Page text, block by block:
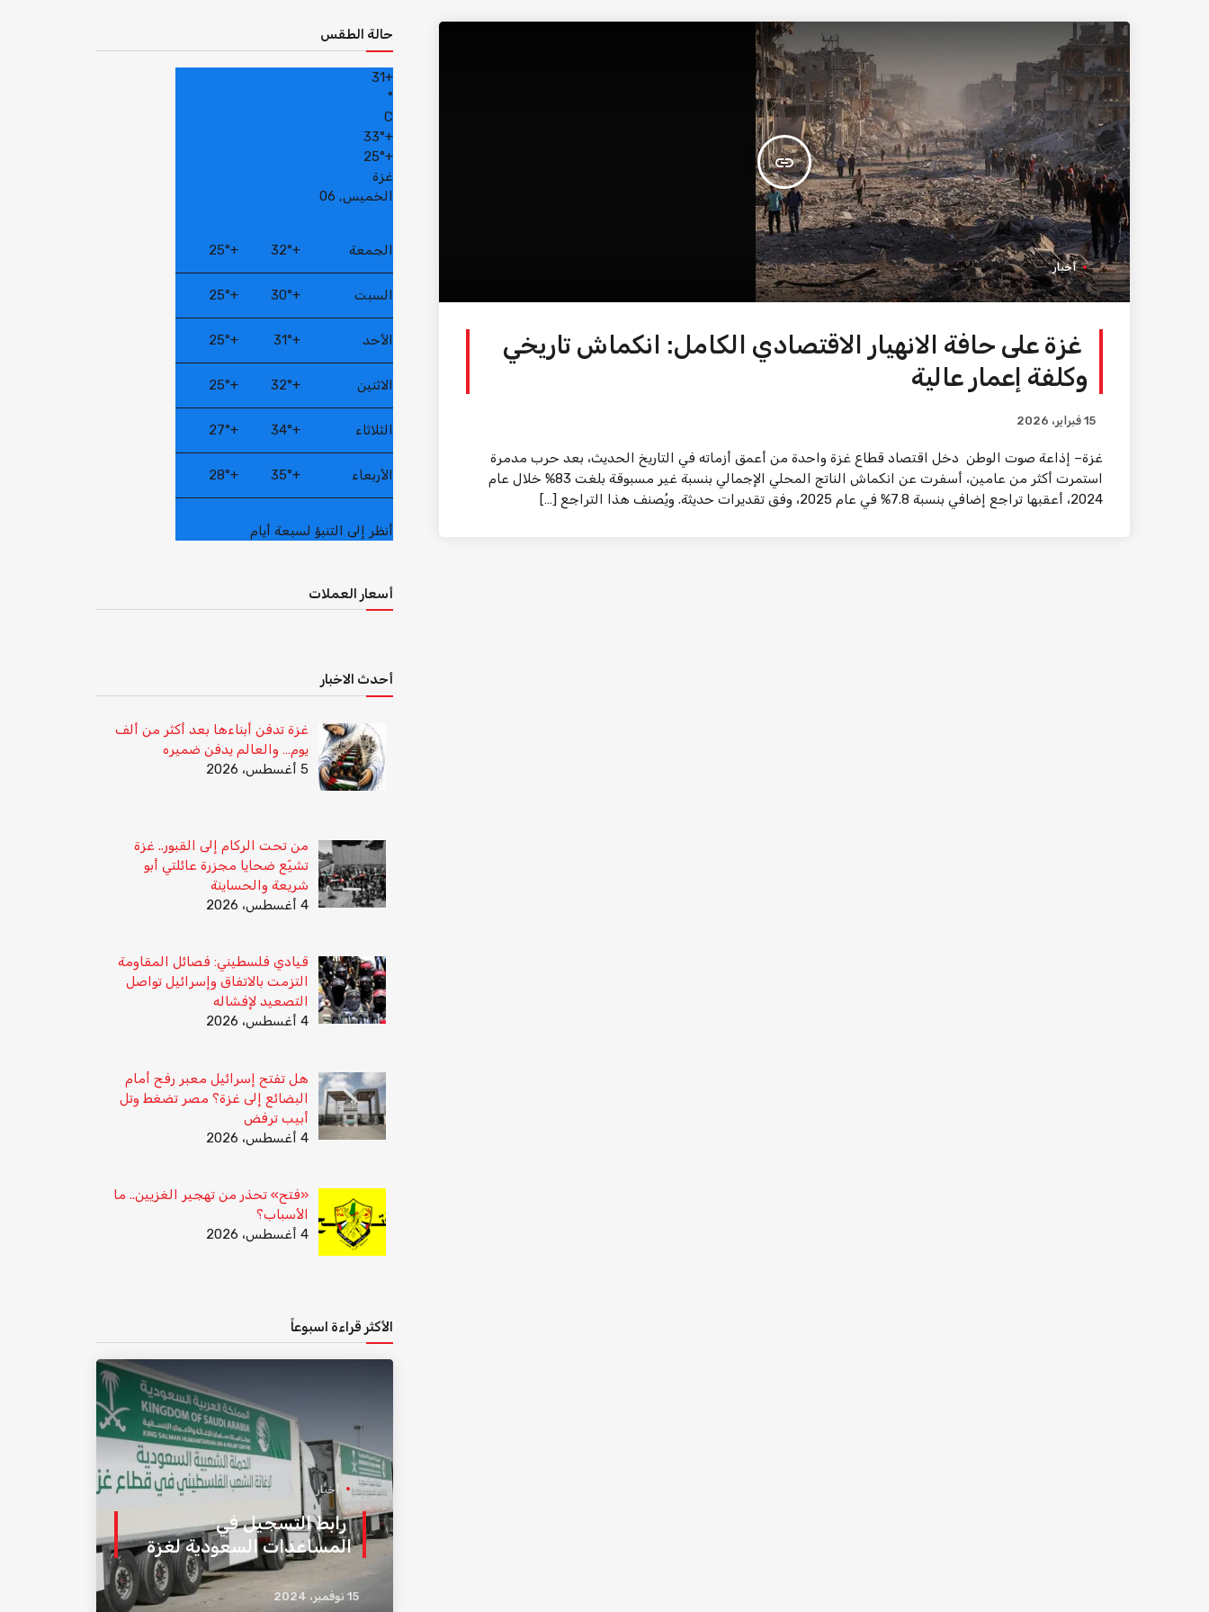
insert_link
أخبار
غزة على حافة الانهيار الاقتصادي الكامل: انكماش تاريخي
وكلفة إعمار عالية
15 فبراير، 2026
غزة– إذاعة صوت الوطن دخل اقتصاد قطاع غزة واحدة من أعمق أزماته في التاريخ الحديث، بعد حرب مدمرة
استمرت أكثر من عامين، أسفرت عن انكماش الناتج المحلي الإجمالي بنسبة غير مسبوقة بلغت 83% خلال عام
2024، أعقبها تراجع إضافي بنسبة 7.8% في عام 2025، وفق تقديرات حديثة. ويُصنف هذا التراجع […]
حالة الطقس
+
31
°
C
+
33°
+
25°
غزة
الخميس, 06
الجمعة +
32°
+
25°
السبت +
30°
+
25°
الأحد +
31°
+
25°
الاثنين +
32°
+
25°
الثلاثاء +
34°
+
27°
الأربعاء +
35°
+
28°
أنظر إلى التنبؤ لسبعة أيام
أسعار العملات
أحدث الاخبار
غزة تدفن أبناءها بعد أكثر من ألف
يوم… والعالم يدفن ضميره
5 أغسطس، 2026
من تحت الركام إلى القبور.. غزة
تشيّع ضحايا مجزرة عائلتي أبو
شريعة والحساينة
4 أغسطس، 2026
قيادي فلسطيني: فصائل المقاومة
التزمت بالاتفاق وإسرائيل تواصل
التصعيد لإفشاله
4 أغسطس، 2026
هل تفتح إسرائيل معبر رفح أمام
البضائع إلى غزة؟ مصر تضغط وتل
أبيب ترفض
4 أغسطس، 2026
«فتح» تحذر من تهجير الغزيين.. ما
الأسباب؟
4 أغسطس، 2026
الأكثر قراءة اسبوعاً
أخبار
رابط التسجيل في
المساعدات السعودية لغزة
15 نوفمبر، 2024